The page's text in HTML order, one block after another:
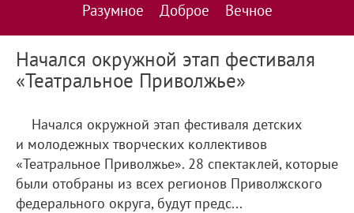
Разумное Доброе Вечное
Начался окружной этап фестиваля
«Театральное Приволжье»
Начался окружной этап фестиваля детских
и молодежных творческих коллективов
«Театральное Приволжье». 28 спектаклей, которые
были отобраны из всех регионов Приволжского
федерального округа, будут предс...